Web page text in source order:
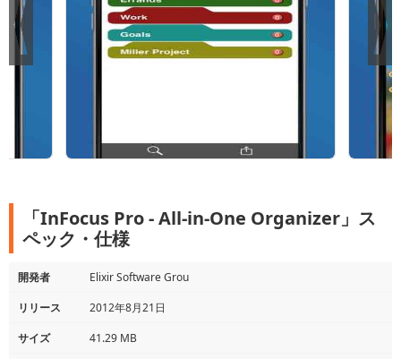
「InFocus Pro - All-in-One Organizer」ス
ペック・仕様
開発者
Elixir Software Grou
リリース
2012年8月21日
サイズ
41.29 MB